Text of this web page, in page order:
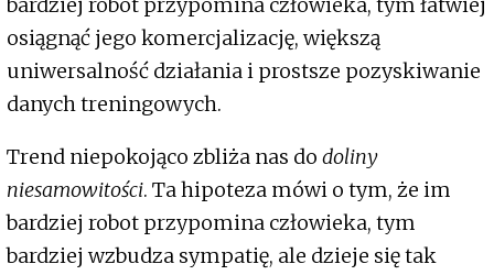
bardziej robot przypomina człowieka, tym łatwiej
osiągnąć jego komercjalizację, większą
uniwersalność działania i prostsze pozyskiwanie
danych treningowych.
Trend niepokojąco zbliża nas do doliny
niesamowitości. Ta hipoteza mówi o tym, że im
bardziej robot przypomina człowieka, tym
bardziej wzbudza sympatię, ale dzieje się tak